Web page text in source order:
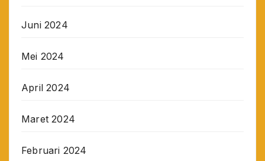
Juni 2024
Mei 2024
April 2024
Maret 2024
Februari 2024